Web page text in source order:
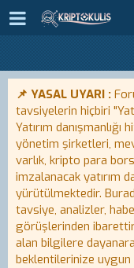
📌 YASAL UYARI :
tavsiyelerin hiçbiri
Yatırım
yönetim şirketleri,
varlık, kripto para
imzalanacak yatırım
yürütülmektedir.
tavsiye, analizler,
görüşlerinden
alan bilgilere
beklentilerinize uygun